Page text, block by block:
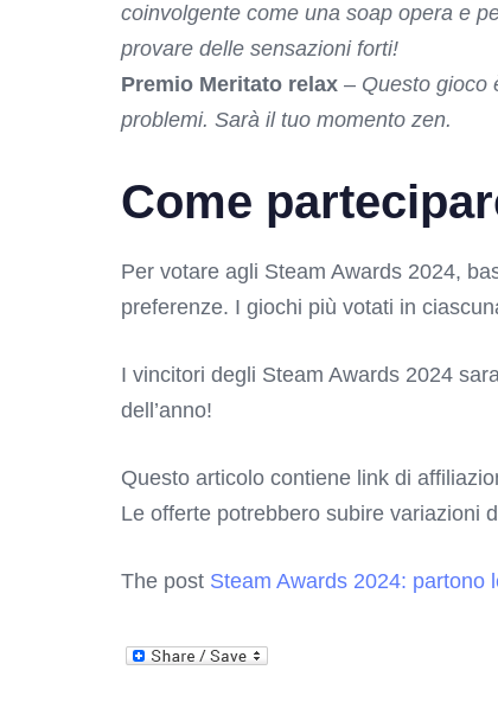
coinvolgente come una soap opera e
provare delle sensazioni forti!
Premio Meritato relax – Questo gioco
problemi. Sarà il tuo momento zen.
Come
Per votare agli Steam Awards 2024,
preferenze. I giochi più votati in
I vincitori degli Steam Awards 2024
dell’anno!
Questo articolo contiene link di
Le offerte potrebbero subire variazioni
The post Steam Awards 2024: partono